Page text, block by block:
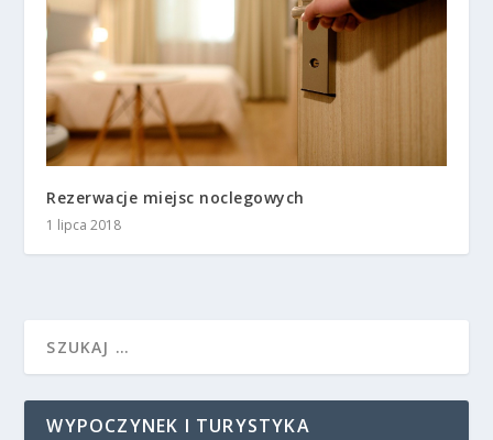
Rezerwacje miejsc noclegowych
1 lipca 2018
WYPOCZYNEK I TURYSTYKA